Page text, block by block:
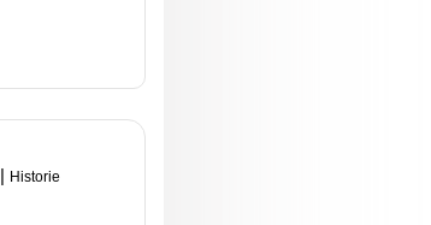
| Historie